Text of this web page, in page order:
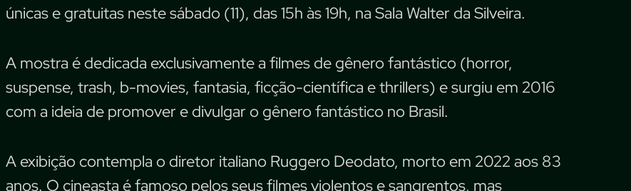
únicas e gratuitas neste sábado (11), das 15h às 19h, na Sala Walter da Silveira.
A mostra é dedicada exclusivamente a filmes de gênero fantástico (horror,
suspense, trash, b-movies, fantasia, ficção-científica e thrillers) e surgiu em 2016
com a ideia de promover e divulgar o gênero fantástico no Brasil.
A exibição contempla o diretor italiano Ruggero Deodato, morto em 2022 aos 83
anos. O cineasta é famoso pelos seus filmes violentos e sangrentos, mas